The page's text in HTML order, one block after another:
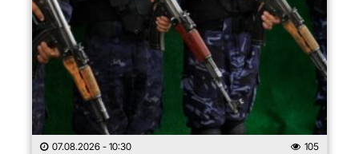
07.08.2026 - 10:30 105